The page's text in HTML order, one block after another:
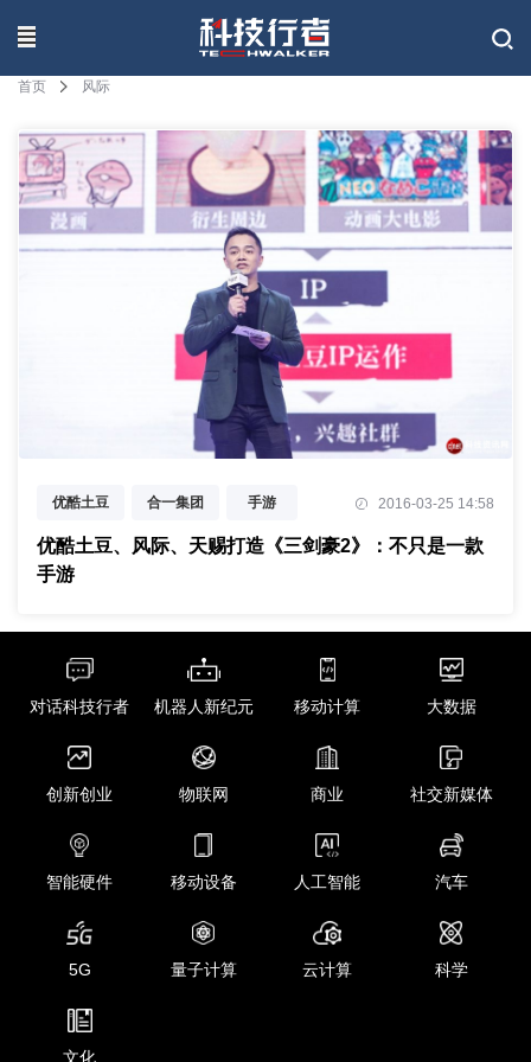
联系我们
首页 风际
优酷土豆 合一集团 手游
《三剑豪2》 现象级IP 风际
天赐
2016-03-25 14:58
优酷土豆、风际、天赐打造《三剑豪2》：不只是一款
手游
对话科技行者 机器人新纪元 移动计算 大数据
创新创业 物联网 商业 社交新媒体
智能硬件 移动设备 人工智能 汽车
5G 量子计算 云计算 科学
文化